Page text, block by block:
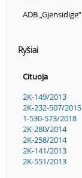
ADB „Gjensidige“
Ryšiai
Cituoja
2K-149/2013
2K-232-507/2015
1-530-573/2018
2K-280/2014
2K-258/2014
2K-141/2013
2K-551/2013